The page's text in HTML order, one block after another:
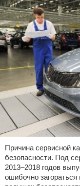
Причина сервисной
безопасности. Под
2013–2018 годов
ошибочно